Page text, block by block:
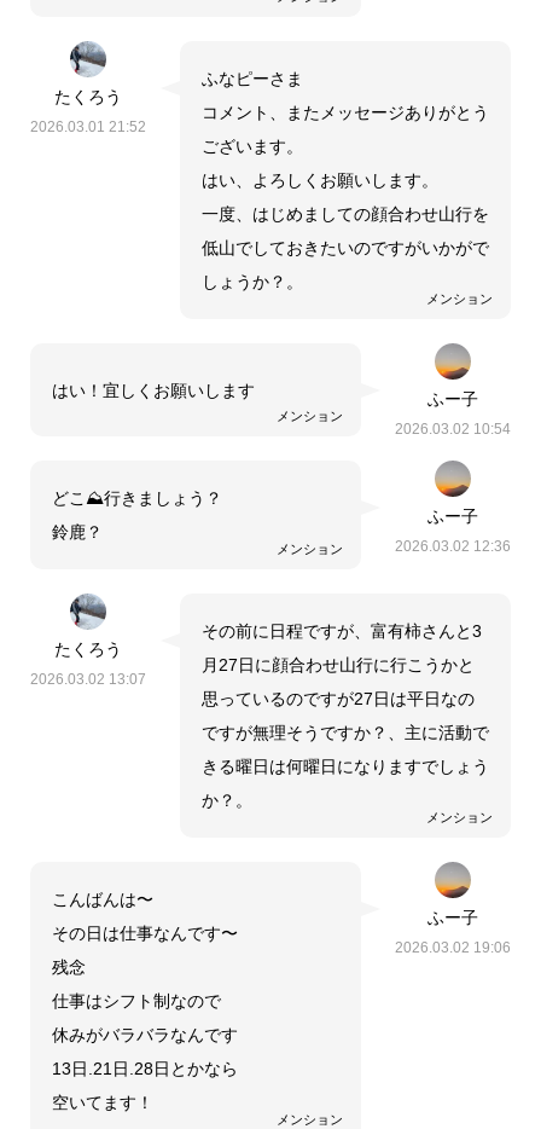
たくろう
2026.03.01 21:52
メンション
ふなピーさま
コメント、またメッセージありがとう
ございます。
はい、よろしくお願いします。
一度、はじめましての顔合わせ山行を
低山でしておきたいのですがいかがで
しょうか？。
ふー子
2026.03.02 10:54
メンション
はい！宜しくお願いします
ふー子
2026.03.02 12:36
メンション
どこ⛰️行きましょう？
鈴鹿？
たくろう
2026.03.02 13:07
メンション
その前に日程ですが、富有柿さんと3
月27日に顔合わせ山行に行こうかと
思っているのですが27日は平日なの
ですが無理そうですか？、主に活動で
きる曜日は何曜日になりますでしょう
か？。
ふー子
2026.03.02 19:06
メンション
こんばんは〜
その日は仕事なんです〜
残念
仕事はシフト制なので
休みがバラバラなんです
13日.21日.28日とかなら
空いてます！